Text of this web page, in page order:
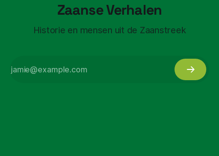
Zaanse Verhalen
Historie en mensen uit de Zaanstreek